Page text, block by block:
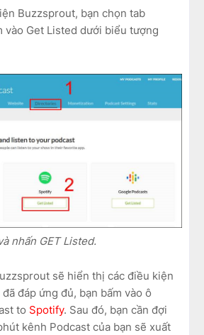
Buzzsprout, bạn chọn tab
vào Get Listed dưới biểu tượng
nhấn GET Listed.
sẽ hiển thị các điều kiện
đáp ứng đủ, bạn bấm vào ô
to Spotify. Sau đó, bạn cần đợi
kênh Podcast của bạn sẽ xuất